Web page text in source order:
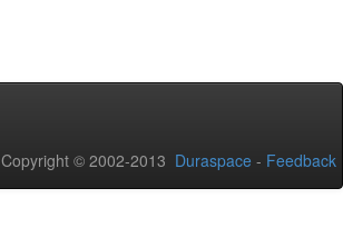
Copyright © 2002-2013 Duraspace - Feedback